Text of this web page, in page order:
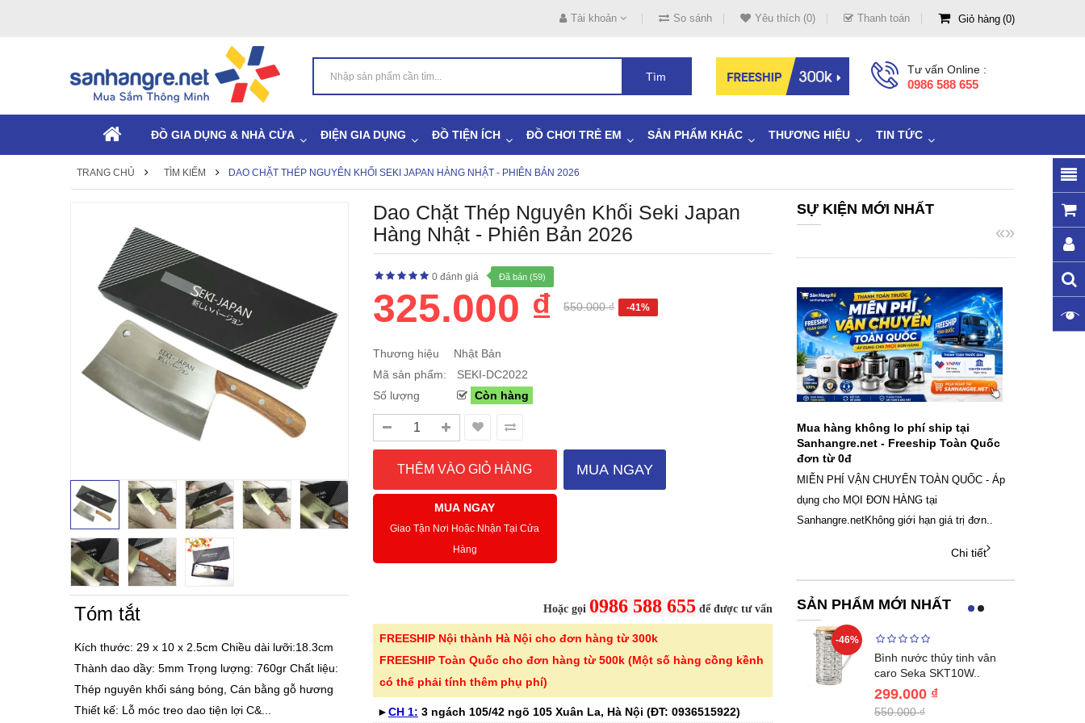
Tài khoản So sánh Yêu thích (0) Thanh toán Giỏ hàng 0
Tìm
Tư vấn Online :
0986 588 655
ĐỒ GIA DỤNG & NHÀ CỬA ĐIỆN GIA DỤNG ĐỒ TIỆN ÍCH ĐỒ CHƠI TRẺ EM SẢN PHẨM KHÁC THƯƠNG HIỆU TIN TỨC
TRANG CHỦ TÌM KIẾM DAO CHẶT THÉP NGUYÊN KHỐI SEKI JAPAN HÀNG NHẬT - PHIÊN BẢN 2026
Tóm tắt
Kích thước: 29 x 10 x 2.5cm Chiều dài lưỡi:18.3cm
Thành dao dầy: 5mm Trọng lượng: 760gr Chất liệu:
Thép nguyên khối sáng bóng, Cán bằng gỗ hương
Thiết kế: Lỗ móc treo dao tiện lợi C&...
Dao Chặt Thép Nguyên Khối Seki Japan
Hàng Nhật - Phiên Bản 2026
0 đánh giá Đã bán (59)
325.000 ₫ 550.000 ₫ -41%
Thương hiệu
Nhật Bản
Mã sản phẩm:
SEKI-DC2022
Số lượng
Còn hàng
MUA NGAY
MUA NGAY
Giao Tận Nơi Hoặc Nhận Tại Cửa
Hàng
Hoặc gọi 0986 588 655 để được tư vấn
FREESHIP Nội thành Hà Nội cho đơn hàng từ 300k
FREESHIP Toàn Quốc cho đơn hàng từ 500k (Một số hàng cồng kềnh
có thể phải tính thêm phụ phí)
►CH 1: 3 ngách 105/42 ngõ 105 Xuân La, Hà Nội (ĐT: 0936515922)
SỰ KIỆN MỚI NHẤT
«»
Sale Mừng Đại Lễ 30/4-01/5: CHÀO HÈ
2026 Siêu giảm tới 40% tại Sanhangre
SANHANGRECăn cứ vào tình hình thời tiết
Mua hàng không lo phí ship tại
Sanhangre.net - Freeship Toàn Quốc
đơn từ 0đ
MIỄN PHÍ VẬN CHUYỂN TOÀN QUỐC - Áp
dụng cho MỌI ĐƠN HÀNG tại
Sanhangre.netKhông giới hạn giá trị đơn..
Chi tiết
SẢN PHẨM MỚI NHẤT
-46%
Bình nước thủy tinh vân
299.000 ₫
550.000 ₫
-40%
Bếp từ đơn Lumias LK24-
689.000 ₫
1.150.000 ₫
-46%
Bình nước thủy tinh vân
caro Seka SKT10W..
299.000 ₫
550.000 ₫